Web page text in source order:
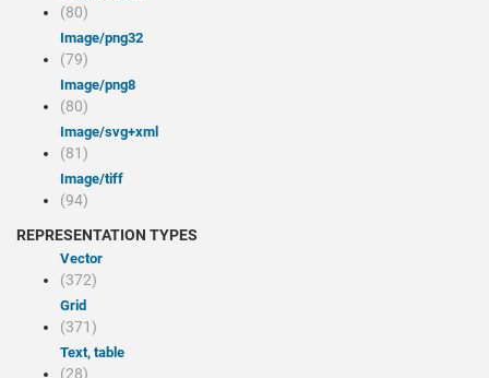
(80)
image/png32
(79)
image/png8
(80)
image/svg+xml
(81)
image/tiff
(94)
REPRESENTATION TYPES
Vector
(372)
Grid
(371)
Text, table
(28)